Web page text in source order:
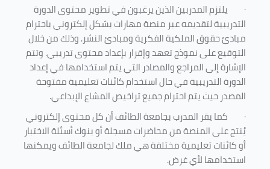
· يلتزم المدربين الذين يرغبون في تطوير محتوى الدورة
التدريبية لتقديمه عبر منصة مهارات بشكل إلكتروني باحترام
مبادئ حقوق الملكية الفكرية ومبادئ النشر. وذلك من خلال
التوقيع على نموذج تعهد وإقرار بإعداد محتوى تدريبي. وتتم
الإشارة إلى المراجع والمصادر التي يتم استخدامها في إعداد
الدورة التدريبية في حال استخدام كائنات تعليمية مفتوحة
المصدر حيث يتم احترام جميع تراخيص المشاع الإبداعي.
· كما يقر المدرب بجامعة الطائف أن كل محتوى إلكتروني
يُنتج على المنصة من محاضرات مسجلة أو بنوك أسئلة الاختبار
أو كائنات تعليمية مختلفة هي ملك لجامعة الطائف ويمكنها
استخدامها لأي غرض.